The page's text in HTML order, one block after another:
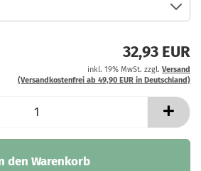
32,93 EUR
inkl. 19% MwSt. zzgl. Versand
(Versandkostenfrei ab 49,90 EUR in Deutschland)
den Warenkorb